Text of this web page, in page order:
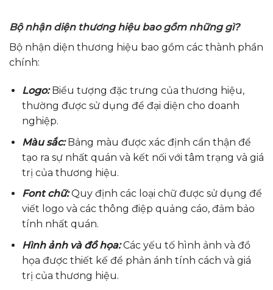
Bộ nhận diện thương hiệu bao gồm những gì?
Bộ nhận diện thương hiệu bao gồm các thành phần
chính:
Logo:Biểu tượng đặc trưng của thương hiệu,
thường được sử dụng để đại diện cho doanh
nghiệp.
Màu sắc:Bảng màu được xác định cẩn thận để
tạo ra sự nhất quán và kết nối với tâm trạng và giá
trị của thương hiệu.
Font chữ:Quy định các loại chữ được sử dụng để
viết logo và các thông điệp quảng cáo, đảm bảo
tính nhất quán.
Hình ảnh và đồ họa:Các yếu tố hình ảnh và đồ
họa được thiết kế để phản ánh tính cách và giá
trị của thương hiệu.